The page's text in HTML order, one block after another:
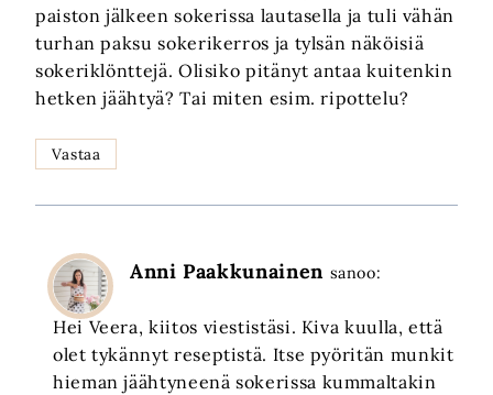
paiston jälkeen sokerissa lautasella ja tuli vähän
turhan paksu sokerikerros ja tylsän näköisiä
sokeriklönttejä. Olisiko pitänyt antaa kuitenkin
hetken jäähtyä? Tai miten esim. ripottelu?
Vastaa
Anni Paakkunainen sanoo:
Hei Veera, kiitos viestistäsi. Kiva kuulla, että
olet tykännyt reseptistä. Itse pyöritän munkit
hieman jäähtyneenä sokerissa kummaltakin